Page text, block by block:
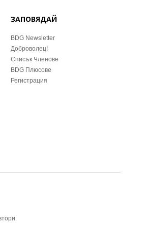
ЗАПОВЯДАЙ
BDG Newsletter
Доброволец!
Списък Членове
BDG Плюсове
Регистрация